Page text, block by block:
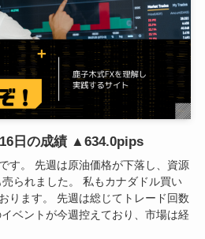
16日の成績 ▲634.0pips
す。 先週は原油価格が下落し、資源
られました。 私もカナダドル買い
ります。 先週は総じてトレード回数
ベントが今週控えており、市場は経